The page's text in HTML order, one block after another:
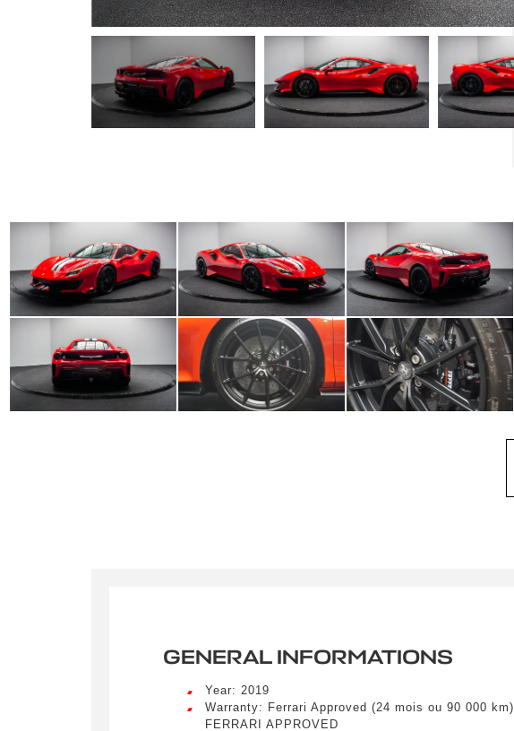
GENERAL INFORMATIONS
Year: 2019
Warranty: Ferrari Approved (24 mois ou 90 000 km)
FERRARI APPROVED